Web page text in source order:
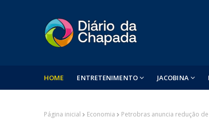
HOME ENTRETENIMENTO JACOBINA
Página inicial Economia Petrobras anuncia redução